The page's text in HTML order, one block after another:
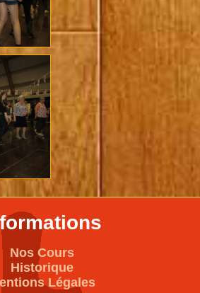
Nos Cours
Historique
Légales